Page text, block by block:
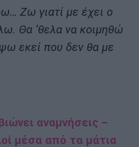
Ζω γιατί με έχει ο
Θα ‘θελα να κοιμηθώ
εκεί που δεν θα με
αναμνήσεις –
μέσα από τα μάτια